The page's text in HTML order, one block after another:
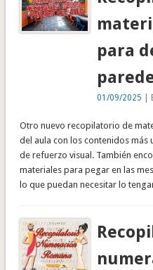
para
01/09/2025 |
Otro nuevo recopilatorio de
del aula con los contenidos
de refuerzo visual. También
materiales para pegar en las
lo que puedan necesitar lo